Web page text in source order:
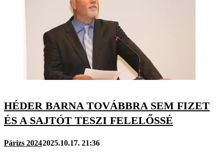
HÉDER BARNA TOVÁBBRA SEM FIZET
ÉS A SAJTÓT TESZI FELELŐSSÉ
Párizs 20242025.10.17. 21:36